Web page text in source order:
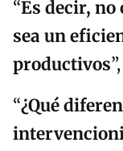
“Es decir, no
sea un
productivos
“¿Qué